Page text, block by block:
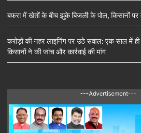
बफरा में खेतों के बीच झुके बिजली के पोल, किसानों पर
करोड़ों की नहर लाइनिंग पर उठे सवाल: एक साल में
किसानों ने की जांच और कार्रवाई की मांग
---Advertisement---